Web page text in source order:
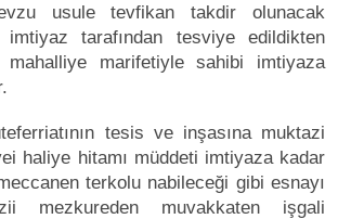
usule tevfikan takdir olunacak
tarafından tesviye edildikten
mahalliye marifetiyle sahibi imtiyaza
tesis ve inşasına muktazi
haliye hitamı müddeti imtiyaza kadar
terkolu nabileceği gibi esnayı
mezkureden muvakkaten işgali